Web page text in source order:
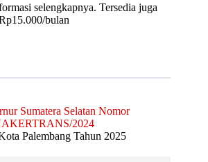
selengkapnya. Tersedia juga
bulan
Sumatera Selatan Nomor
2024
Palembang Tahun 2025